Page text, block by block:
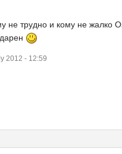
не трудно и кому не
2012 - 12:59